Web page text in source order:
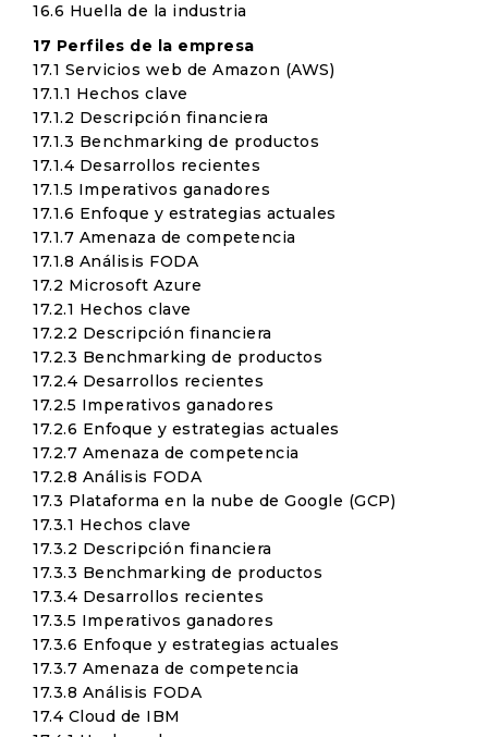
16.6 Huella de la industria
17 Perfiles de la empresa
17.1 Servicios web de Amazon (AWS)
17.1.1 Hechos clave
17.1.2 Descripción financiera
17.1.3 Benchmarking de productos
17.1.4 Desarrollos recientes
17.1.5 Imperativos ganadores
17.1.6 Enfoque y estrategias actuales
17.1.7 Amenaza de competencia
17.1.8 Análisis FODA
17.2 Microsoft Azure
17.2.1 Hechos clave
17.2.2 Descripción financiera
17.2.3 Benchmarking de productos
17.2.4 Desarrollos recientes
17.2.5 Imperativos ganadores
17.2.6 Enfoque y estrategias actuales
17.2.7 Amenaza de competencia
17.2.8 Análisis FODA
17.3 Plataforma en la nube de Google (GCP)
17.3.1 Hechos clave
17.3.2 Descripción financiera
17.3.3 Benchmarking de productos
17.3.4 Desarrollos recientes
17.3.5 Imperativos ganadores
17.3.6 Enfoque y estrategias actuales
17.3.7 Amenaza de competencia
17.3.8 Análisis FODA
17.4 Cloud de IBM